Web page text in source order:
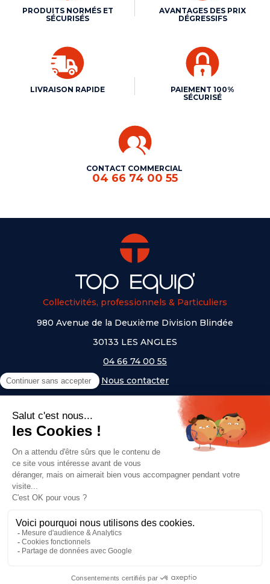
PRODUITS NORMÉS ET
SÉCURISÉS
AVANTAGES DES PRIX
DÉGRESSIFS
LIVRAISON RAPIDE
PAIEMENT 100%
SÉCURISÉ
CONTACT COMMERCIAL
04 66 74 00 55
Collectivités, professionnels & Particuliers
980 Avenue de la Deuxième Division Blindée
30133 LES ANGLES
04 66 74 00 55
Nous contacter
NOS UNIVERS
- Serem
- Lifetime
- Mottez
- JAD Groupe